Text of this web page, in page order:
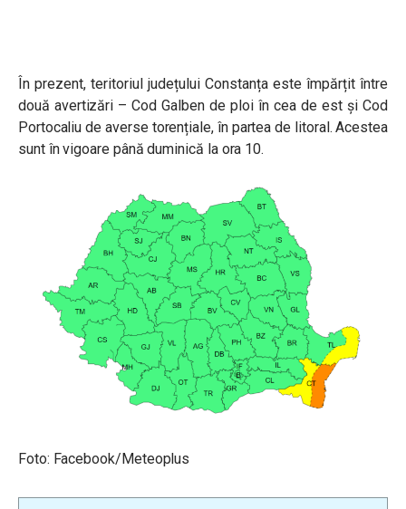
În prezent, teritoriul județului Constanța este împărțit între
două avertizări – Cod Galben de ploi în cea de est și Cod
Portocaliu de averse torențiale, în partea de litoral. Acestea
sunt în vigoare până duminică la ora 10.
Foto: Facebook/Meteoplus